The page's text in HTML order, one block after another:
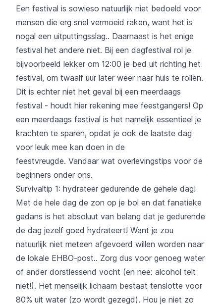
Een festival is sowieso natuurlijk niet bedoeld voor
mensen die erg snel vermoeid raken, want het is
nogal een uitputtingsslag.. Daarnaast is het enige
festival het andere niet. Bij een dagfestival rol je
bijvoorbeeld lekker om 12:00 je bed uit richting het
festival, om twaalf uur later weer naar huis te rollen.
Dit is echter niet het geval bij een meerdaags
festival - houdt hier rekening mee feestgangers! Op
een meerdaags festival is het namelijk essentieel je
krachten te sparen, opdat je ook de laatste dag
voor leuk mee kan doen in de
feestvreugde. Vandaar wat overlevingstips voor de
beginners onder ons.
Survivaltip 1: hydrateer gedurende de gehele dag!
Met de hele dag de zon op je bol en dat fanatieke
gedans is het absoluut van belang dat je gedurende
de dag jezelf goed hydrateert! Want je zou
natuurlijk niet meteen afgevoerd willen worden naar
de lokale EHBO-post.. Zorg dus voor genoeg water
of ander dorstlessend vocht (en nee: alcohol telt
niet!). Het menselijk lichaam bestaat tenslotte voor
80% uit water (zo wordt gezegd). Hou je niet zo